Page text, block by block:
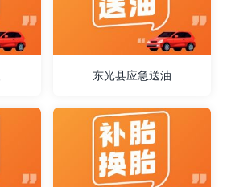
东光县应急送油